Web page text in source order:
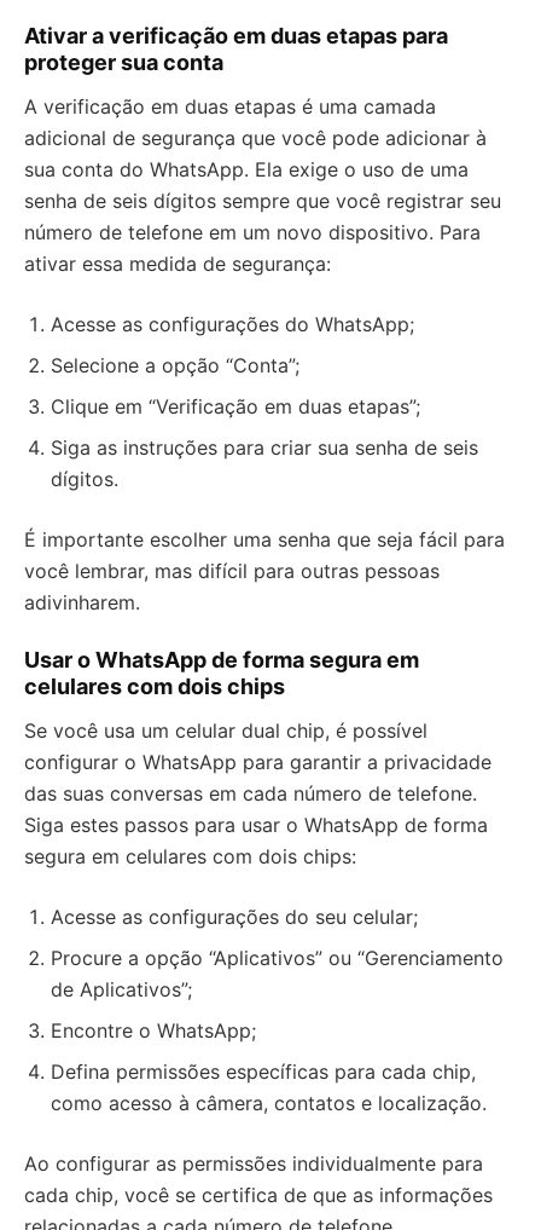
Ativar a verificação em duas etapas para
proteger sua conta
A verificação em duas etapas é uma camada
adicional de segurança que você pode adicionar à
sua conta do WhatsApp. Ela exige o uso de uma
senha de seis dígitos sempre que você registrar seu
número de telefone em um novo dispositivo. Para
ativar essa medida de segurança:
Acesse as configurações do WhatsApp;
Selecione a opção “Conta”;
Clique em “Verificação em duas etapas”;
Siga as instruções para criar sua senha de seis
dígitos.
É importante escolher uma senha que seja fácil para
você lembrar, mas difícil para outras pessoas
adivinharem.
Usar o WhatsApp de forma segura em
celulares com dois chips
Se você usa um celular dual chip, é possível
configurar o WhatsApp para garantir a privacidade
das suas conversas em cada número de telefone.
Siga estes passos para usar o WhatsApp de forma
segura em celulares com dois chips:
Acesse as configurações do seu celular;
Procure a opção “Aplicativos” ou “Gerenciamento
de Aplicativos”;
Encontre o WhatsApp;
Defina permissões específicas para cada chip,
como acesso à câmera, contatos e localização.
Ao configurar as permissões individualmente para
cada chip, você se certifica de que as informações